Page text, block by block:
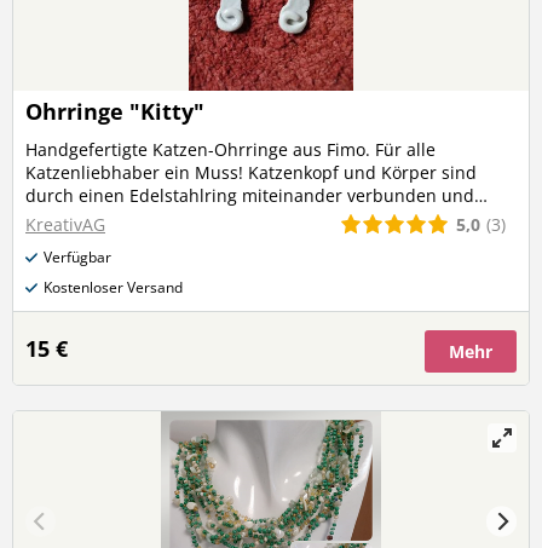
Ohrringe "Kitty"
Handgefertigte Katzen-Ohrringe aus Fimo. Für alle
Katzenliebhaber ein Muss! Katzenkopf und Körper sind
durch einen Edelstahlring miteinander verbunden und
dadurch beweglich. Die Stecker bestehen ebenfalls aus
Edelstahl und sind somit für Allergiker geeignet. Es gibt die
Kätzchen in schwarz oder hellgrau. Auf Wunsch fertige ich
sie euch aber auch gerne in jeder anderen Farbe.
KreativAG 5,0 (3)
Verfügbar
Kostenloser Versand
15 € Mehr